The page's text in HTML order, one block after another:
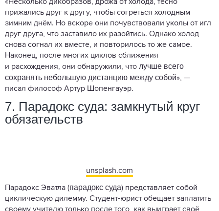
«Несколько дикобразов, дрожа от холода, тесно
прижались друг к другу, чтобы согреться холодным
зимним днём. Но вскоре они почувствовали уколы от игл
друг друга, что заставило их разойтись. Однако холод
снова согнал их вместе, и повторилось то же самое.
Наконец, после многих циклов сближения
и расхождения, они обнаружили, что лучше всего
сохранять небольшую дистанцию между собой», —
писал философ Артур Шопенгауэр.
7. Парадокс суда: замкнутый круг
обязательств
unsplash.com
Парадокс Эватла (парадокс суда) представляет собой
циклическую дилемму. Студент-юрист обещает заплатить